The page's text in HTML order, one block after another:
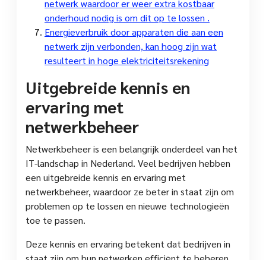
netwerk waardoor er weer extra kostbaar
onderhoud nodig is om dit op te lossen .
Energieverbruik door apparaten die aan een
netwerk zijn verbonden, kan hoog zijn wat
resulteert in hoge elektriciteitsrekening
Uitgebreide kennis en
ervaring met
netwerkbeheer
Netwerkbeheer is een belangrijk onderdeel van het
IT-landschap in Nederland. Veel bedrijven hebben
een uitgebreide kennis en ervaring met
netwerkbeheer, waardoor ze beter in staat zijn om
problemen op te lossen en nieuwe technologieën
toe te passen.
Deze kennis en ervaring betekent dat bedrijven in